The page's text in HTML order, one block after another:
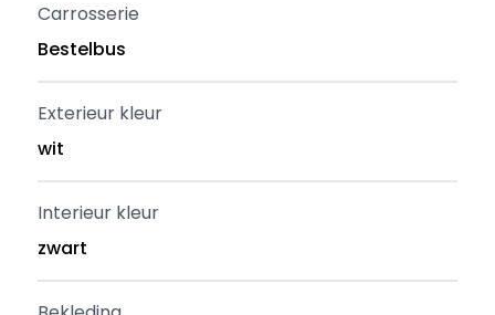
Carrosserie
Bestelbus
Exterieur kleur
wit
Interieur kleur
zwart